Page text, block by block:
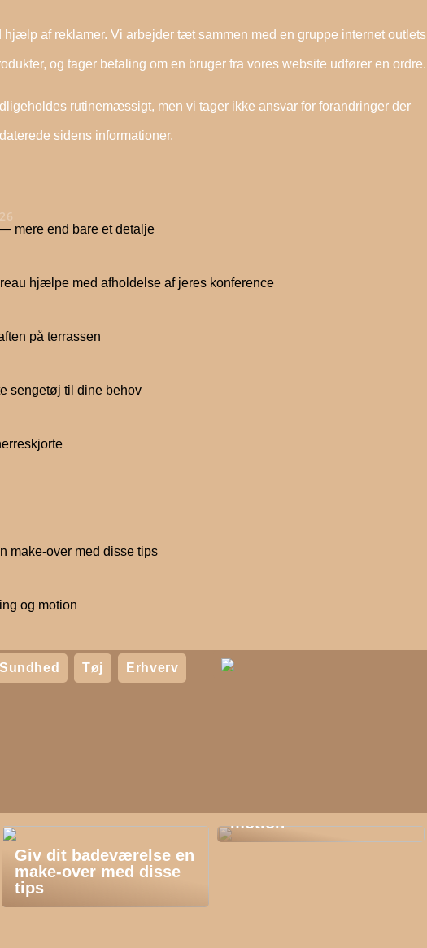
hjælp af reklamer. Vi arbejder tæt sammen med en gruppe internet outlets
og tager betaling om en bruger fra vores website udfører en ordre.
rutinemæssigt, men vi tager ikke ansvar for forandringer der
sidens informationer.
mere end bare et detalje
hjælpe med afholdelse af jeres konference
på terrassen
sengetøj til dine behov
make-over med disse tips
og motion
Sundhed Tøj Erhverv
Giv dit badeværelse en
make-over med disse
tips
motion